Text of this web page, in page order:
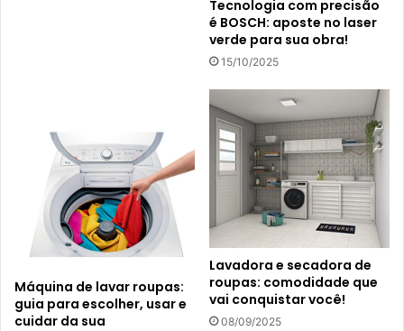
Tecnologia com precisão
é BOSCH: aposte no laser
verde para sua obra!
15/10/2025
Máquina de lavar roupas:
guia para escolher, usar e
cuidar da sua
Lavadora e secadora de
roupas: comodidade que
vai conquistar você!
08/09/2025